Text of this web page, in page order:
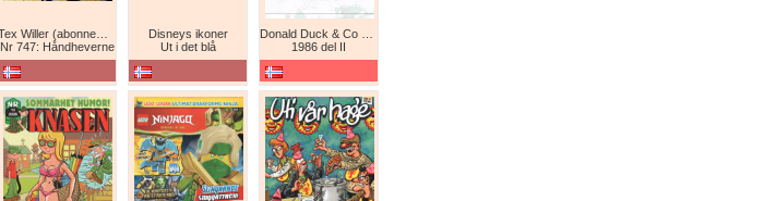
Nr 747: Håndheverne
Disneys ikoner
Ut i det blå
1986 del II